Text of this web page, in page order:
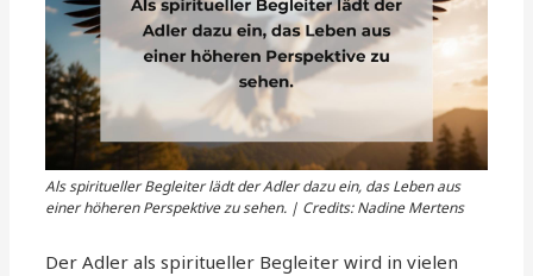
Als spiritueller Begleiter lädt der Adler dazu ein, das Leben aus
einer höheren Perspektive zu sehen. | Credits: Nadine Mertens
Der Adler als spiritueller Begleiter wird in vielen